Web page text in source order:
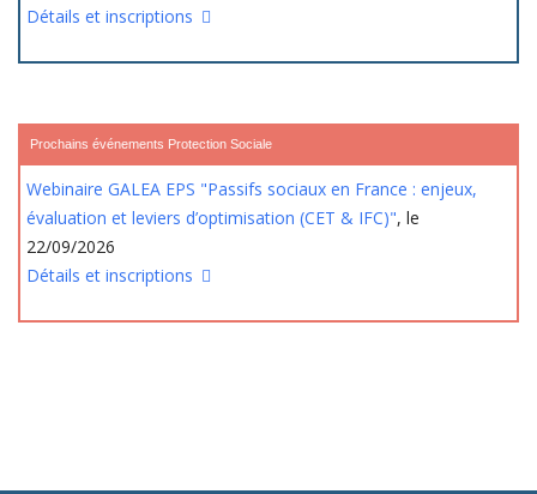
Détails et inscriptions
Prochains événements Protection Sociale
Webinaire GALEA EPS "Passifs sociaux en France : enjeux,
évaluation et leviers d’optimisation (CET & IFC)", le
22/09/2026
Détails et inscriptions